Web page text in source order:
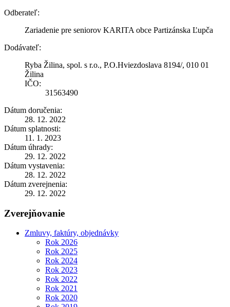
Odberateľ:
Zariadenie pre seniorov KARITA obce Partizánska Ľupča
Dodávateľ:
Ryba Žilina, spol. s r.o., P.O.Hviezdoslava 8194/, 010 01
Žilina
IČO:
31563490
Dátum doručenia:
28. 12. 2022
Dátum splatnosti:
11. 1. 2023
Dátum úhrady:
29. 12. 2022
Dátum vystavenia:
28. 12. 2022
Dátum zverejnenia:
29. 12. 2022
Zverejňovanie
Zmluvy, faktúry, objednávky
Rok 2026
Rok 2025
Rok 2024
Rok 2023
Rok 2022
Rok 2021
Rok 2020